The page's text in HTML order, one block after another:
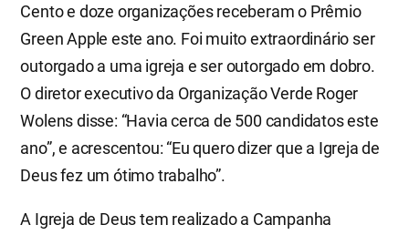
Cento e doze organizações receberam o Prêmio
Green Apple este ano. Foi muito extraordinário ser
outorgado a uma igreja e ser outorgado em dobro.
O diretor executivo da Organização Verde Roger
Wolens disse: “Havia cerca de 500 candidatos este
ano”, e acrescentou: “Eu quero dizer que a Igreja de
Deus fez um ótimo trabalho”.
A Igreja de Deus tem realizado a Campanha